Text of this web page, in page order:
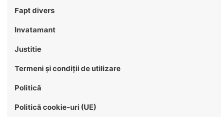
Fapt divers
Invatamant
Justitie
Termeni și condiții de utilizare
Politică
Politică cookie-uri (UE)